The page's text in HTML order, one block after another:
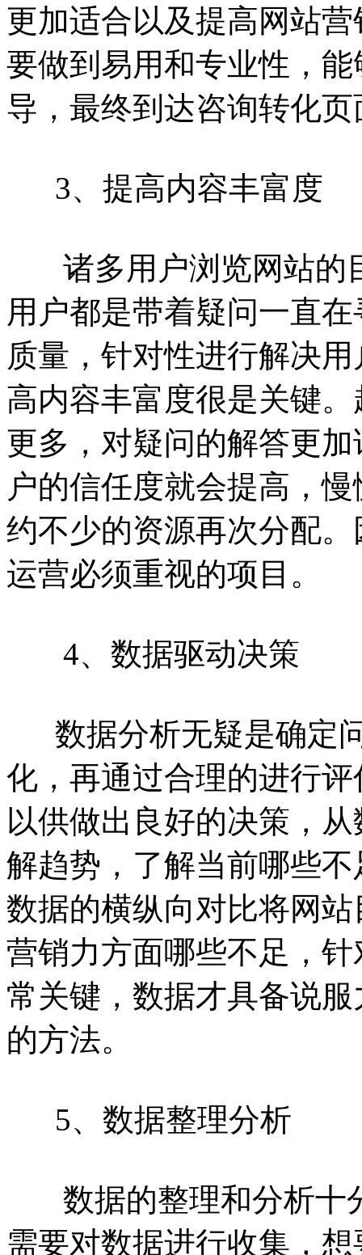
更加适合以及提高网站
要做到易用和专业性，
导，最终到达咨询转化
3、提高内容丰富度
诸多用户浏览网站的
用户都是带着疑问一直
质量，针对性进行解决
高内容丰富度很是关键
更多，对疑问的解答更
户的信任度就会提高，
约不少的资源再次分配
运营必须重视的项目。
4、数据驱动决策
数据分析无疑是确定
化，再通过合理的进行
以供做出良好的决策，
解趋势，了解当前哪些
数据的横纵向对比将网
营销力方面哪些不足，
常关键，数据才具备说
的方法。
5、数据整理分析
数据的整理和分析十
需要对数据进行收集，